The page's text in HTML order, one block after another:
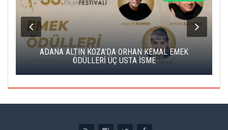
ADANA ALTIN KOZA'DA ORHAN KEMAL EMEK
ÖDÜLLERİ ÜÇ USTA İSME